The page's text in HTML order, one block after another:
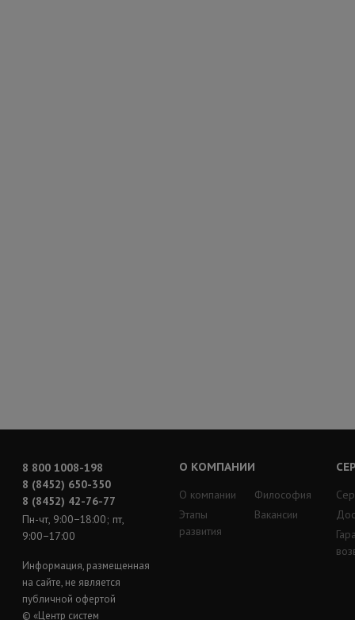
8 800 1008-198
8 (8452) 650-350
8 (8452) 42-76-77
Пн-чт, 9:00−18:00; пт,
9:00−17:00
Информация, размещенная
на сайте, не является
публичной офертой
© «Центр систем
О КОМПАНИИ
О компании
Этапы
развития
Философия
Вакансии